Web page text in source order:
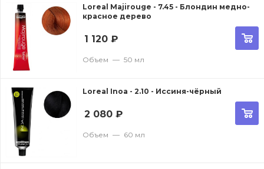
Loreal Majirouge - 7.45 - Блондин медно-
красное дерево
1 120 ₽
Объем — 50 мл
Loreal Inoa - 2.10 - Иссиня-чёрный
2 080 ₽
Объем — 60 мл